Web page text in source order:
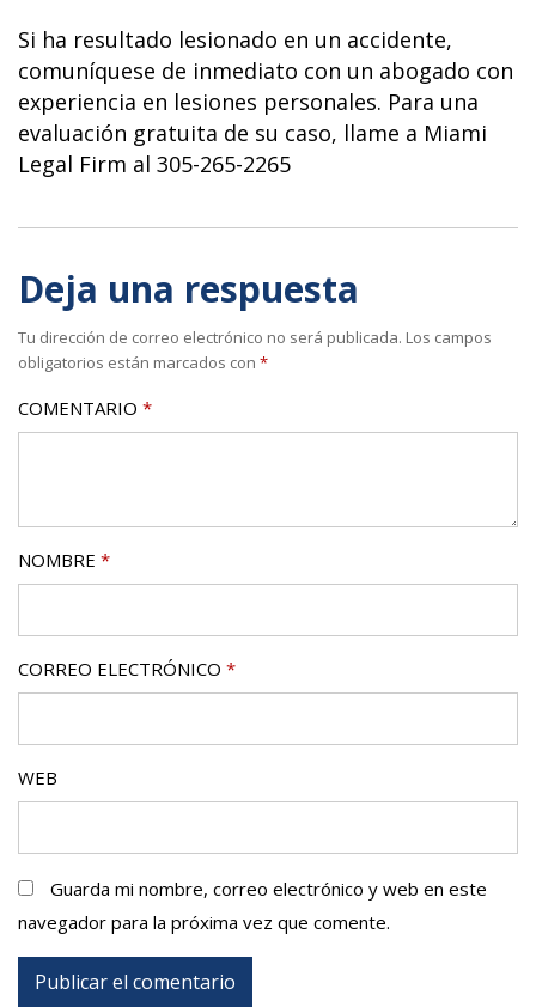
Si ha resultado lesionado en un accidente,
comuníquese de inmediato con un abogado con
experiencia en lesiones personales. Para una
evaluación gratuita de su caso, llame a Miami
Legal Firm al 305-265-2265
Deja una respuesta
Tu dirección de correo electrónico no será publicada. Los campos
obligatorios están marcados con *
COMENTARIO *
NOMBRE *
CORREO ELECTRÓNICO *
WEB
Guarda mi nombre, correo electrónico y web en este
navegador para la próxima vez que comente.